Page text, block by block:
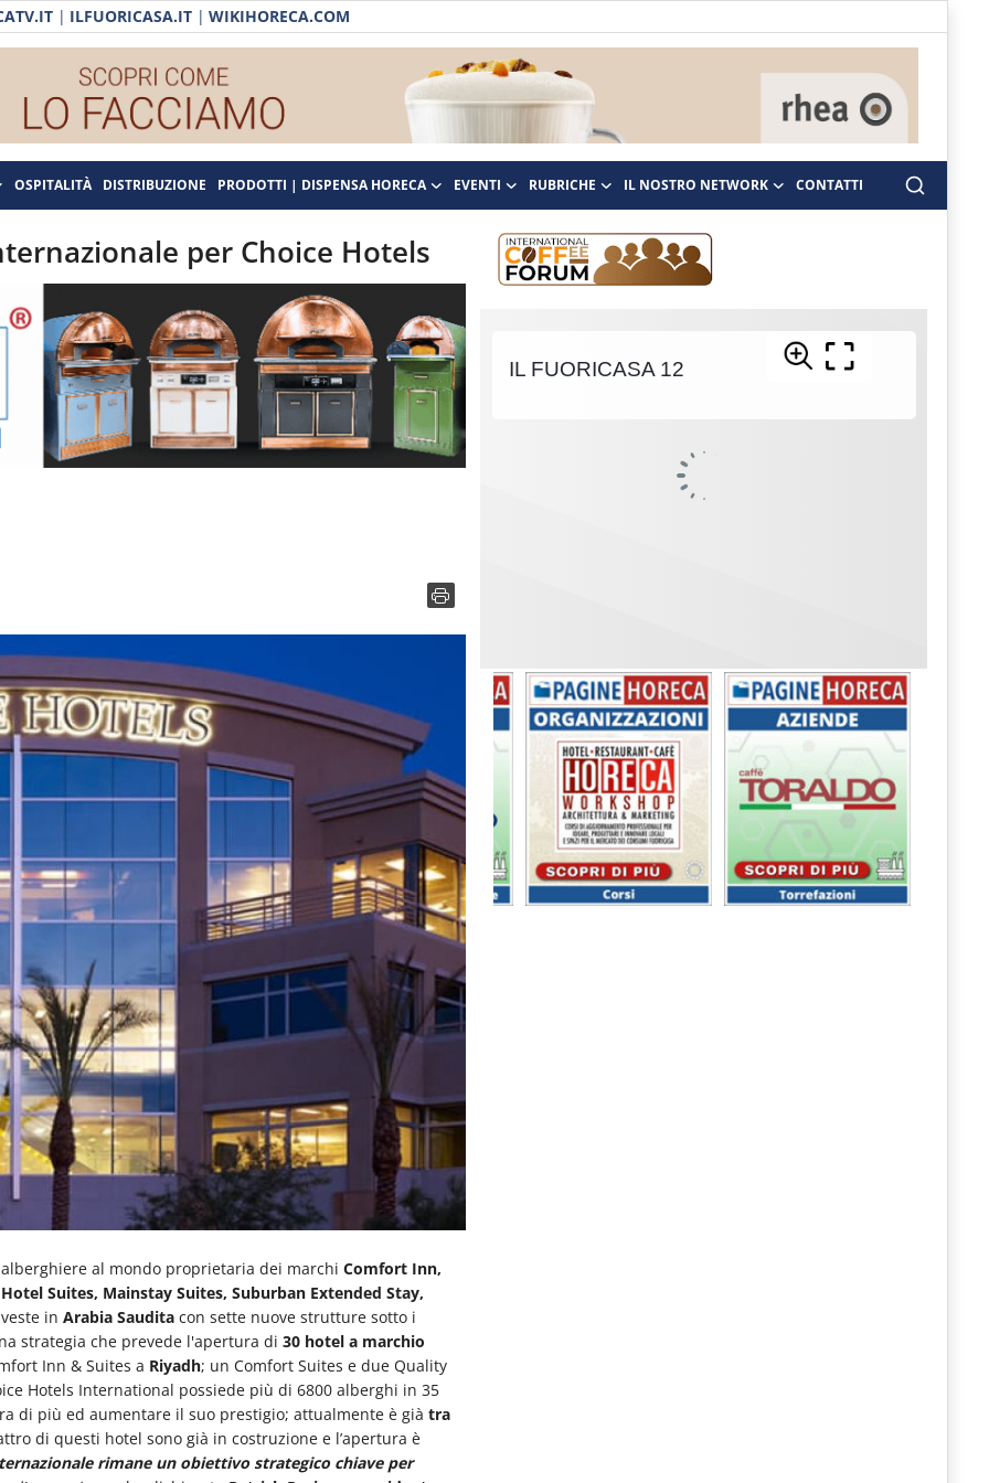
| ILFUORICASA.IT | WIKIHORECA.COM
OSPITALITÀ DISTRIBUZIONE PRODOTTI | DISPENSA HORECA EVENTI RUBRICHE IL NOSTRO NETWORK CONTATTI
per Choice Hotels
al mondo proprietaria dei marchi Comfort Inn,
Suites, Mainstay Suites, Suburban Extended Stay,
in Arabia Saudita con sette nuove strutture sotto i
strategia che prevede l'apertura di 30 hotel a marchio
Inn & Suites a Riyadh; un Comfort Suites e due Quality
Hotels International possiede più di 6800 alberghi in 35
di più ed aumentare il suo prestigio; attualmente è già tra
di questi hotel sono già in costruzione e l’apertura è
rimane un obiettivo strategico chiave per